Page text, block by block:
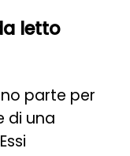
letto
parte per
di una